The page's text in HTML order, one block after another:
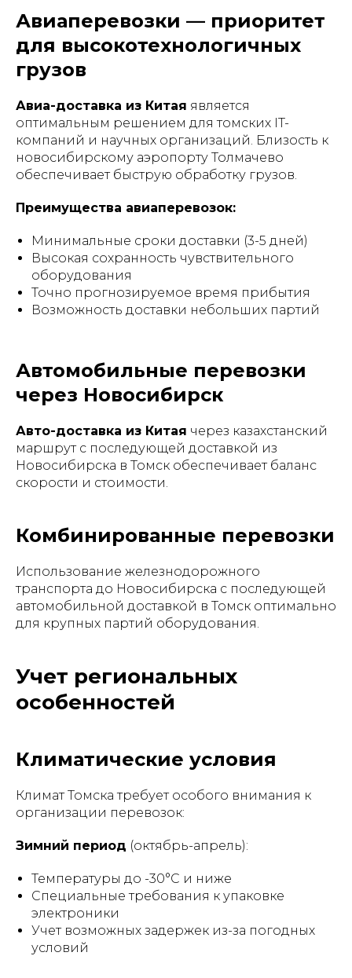
Авиаперевозки — приоритет
для высокотехнологичных
грузов
Авиа-доставка из Китая является
оптимальным решением для томских IT-
компаний и научных организаций. Близость к
новосибирскому аэропорту Толмачево
обеспечивает быструю обработку грузов.
Преимущества авиаперевозок:
Минимальные сроки доставки (3-5 дней)
Высокая сохранность чувствительного
оборудования
Точно прогнозируемое время прибытия
Возможность доставки небольших партий
Автомобильные перевозки
через Новосибирск
Авто-доставка из Китая через казахстанский
маршрут с последующей доставкой из
Новосибирска в Томск обеспечивает баланс
скорости и стоимости.
Комбинированные перевозки
Использование железнодорожного
транспорта до Новосибирска с последующей
автомобильной доставкой в Томск оптимально
для крупных партий оборудования.
Учет региональных
особенностей
Климатические условия
Климат Томска требует особого внимания к
организации перевозок:
Зимний период (октябрь-апрель):
Температуры до -30°C и ниже
Специальные требования к упаковке
электроники
Учет возможных задержек из-за погодных
условий